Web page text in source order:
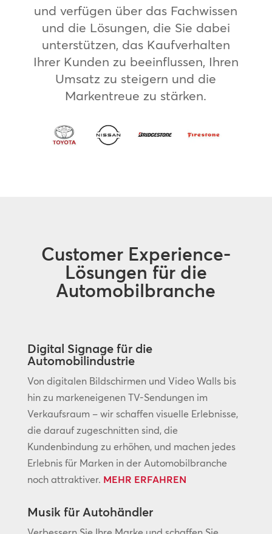
und verfügen über das Fachwissen
und die Lösungen, die Sie dabei
unterstützen, das Kaufverhalten
Ihrer Kunden zu beeinflussen, Ihren
Umsatz zu steigern und die
Markentreue zu stärken.
Customer Experience-
Lösungen für die
Automobilbranche
Digital Signage für die
Automobilindustrie
Von digitalen Bildschirmen und Video Walls bis
hin zu markeneigenen TV-Sendungen im
Verkaufsraum – wir schaffen visuelle Erlebnisse,
die darauf zugeschnitten sind, die
Kundenbindung zu erhöhen, und machen jedes
Erlebnis für Marken in der Automobilbranche
noch attraktiver. MEHR ERFAHREN
Musik für Autohändler